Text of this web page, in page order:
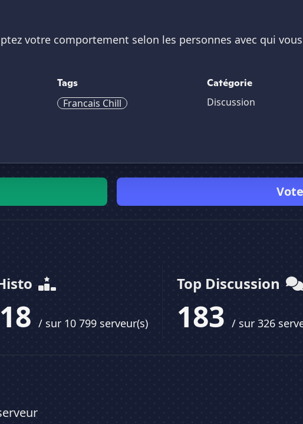
votre comportement selon les personnes avec qui
Tags
Francais Chill
Catégorie
Discussion
/ sur 10 799 serveur(s)
Top Discussion
183 / sur 326